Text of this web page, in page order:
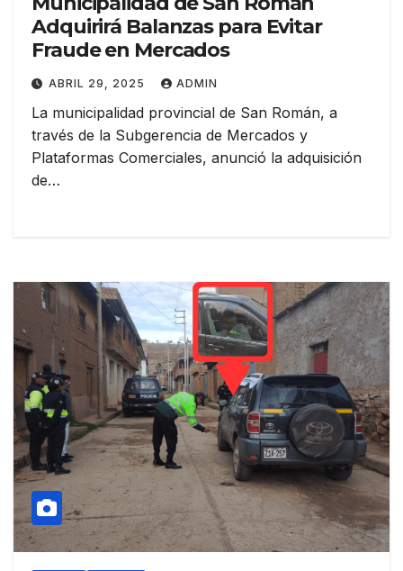
Adquirirá Balanzas para Evitar
Fraude en Mercados
ABRIL 29, 2025 ADMIN
La municipalidad provincial de San Román, a
través de la Subgerencia de Mercados y
Plataformas Comerciales, anunció la adquisición
de…